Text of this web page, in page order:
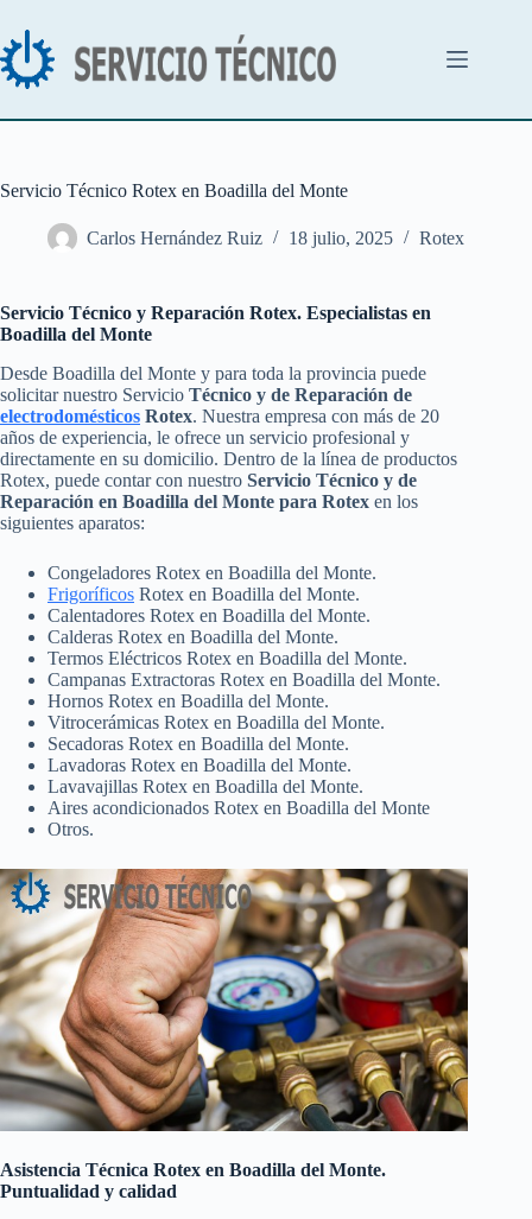
contenido
Servicio Técnico Rotex en Boadilla del Monte
Carlos Hernández Ruiz 18 julio, 2025 Rotex
Servicio Técnico y Reparación Rotex. Especialistas en
Boadilla del Monte
Desde Boadilla del Monte y para toda la provincia puede
solicitar nuestro Servicio Técnico y de Reparación de
electrodomésticos Rotex. Nuestra empresa con más de 20
años de experiencia, le ofrece un servicio profesional y
directamente en su domicilio. Dentro de la línea de productos
Rotex, puede contar con nuestro Servicio Técnico y de
Reparación en Boadilla del Monte para Rotex en los
siguientes aparatos:
Congeladores Rotex en Boadilla del Monte.
Frigoríficos Rotex en Boadilla del Monte.
Calentadores Rotex en Boadilla del Monte.
Calderas Rotex en Boadilla del Monte.
Termos Eléctricos Rotex en Boadilla del Monte.
Campanas Extractoras Rotex en Boadilla del Monte.
Hornos Rotex en Boadilla del Monte.
Vitrocerámicas Rotex en Boadilla del Monte.
Secadoras Rotex en Boadilla del Monte.
Lavadoras Rotex en Boadilla del Monte.
Lavavajillas Rotex en Boadilla del Monte.
Aires acondicionados Rotex en Boadilla del Monte
Otros.
Asistencia Técnica Rotex en Boadilla del Monte.
Puntualidad y calidad